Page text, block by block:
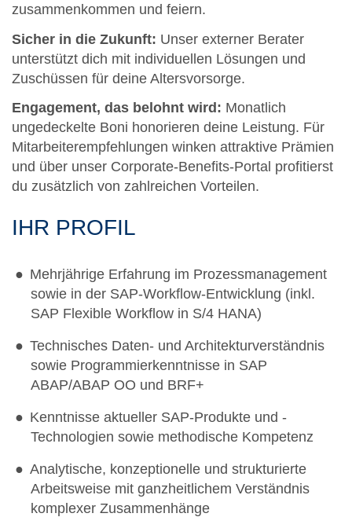
zusammenkommen und feiern.
Sicher in die Zukunft: Unser externer Berater
unterstützt dich mit individuellen Lösungen und
Zuschüssen für deine Altersvorsorge.
Engagement, das belohnt wird: Monatlich
ungedeckelte Boni honorieren deine Leistung. Für
Mitarbeiterempfehlungen winken attraktive Prämien
und über unser Corporate-Benefits-Portal profitierst
du zusätzlich von zahlreichen Vorteilen.
IHR PROFIL
Mehrjährige Erfahrung im Prozessmanagement
sowie in der SAP-Workflow-Entwicklung (inkl.
SAP Flexible Workflow in S/4 HANA)
Technisches Daten- und Architekturverständnis
sowie Programmierkenntnisse in SAP
ABAP/ABAP OO und BRF+
Kenntnisse aktueller SAP-Produkte und -
Technologien sowie methodische Kompetenz
Analytische, konzeptionelle und strukturierte
Arbeitsweise mit ganzheitlichem Verständnis
komplexer Zusammenhänge